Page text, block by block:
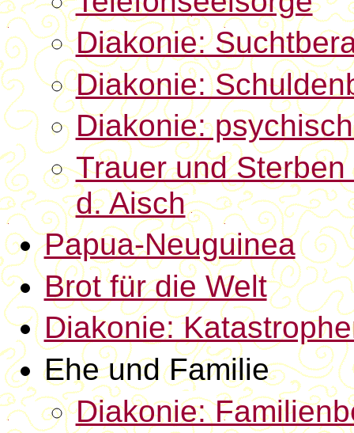
Diakonie:
Diakonie:
Diakonie:
Trauer und
d. Aisch
Papua-Neuguinea
Brot für die Welt
Diakonie:
Ehe und Familie
Diakonie: